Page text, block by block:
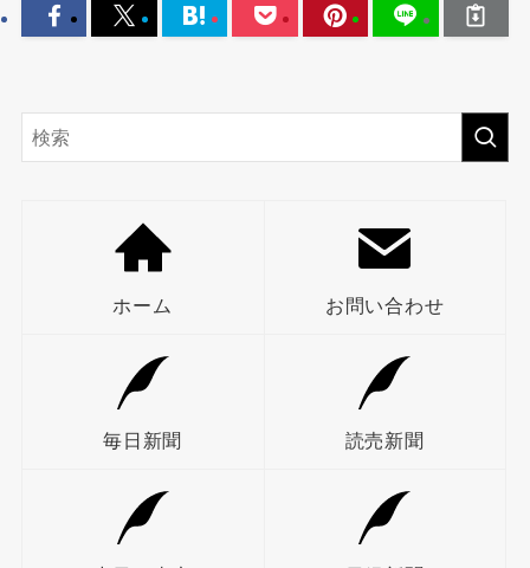
ホーム お問い合わせ
毎日新聞 読売新聞